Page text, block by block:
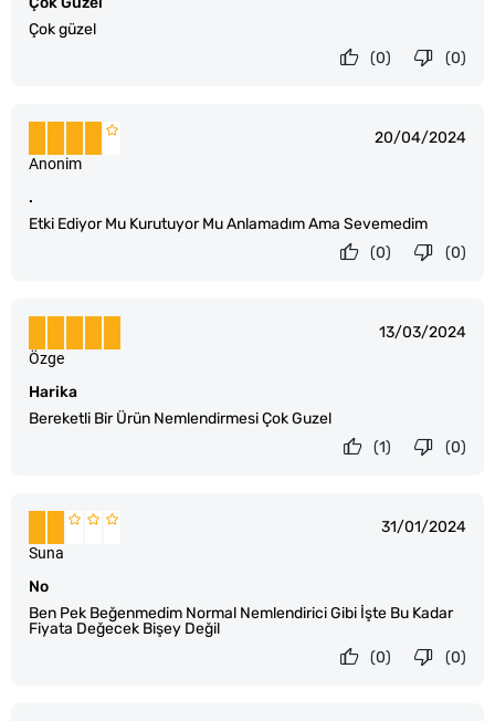
Çok güzel
(0)
(0)
20/04/2024
.
Etki Ediyor Mu Kurutuyor Mu Anlamadım Ama Sevemedim
Anonim
(0)
(0)
13/03/2024
Harika
Bereketli Bir Ürün Nemlendirmesi Çok Guzel
Özge
(0)
(1)
31/01/2024
No
Ben Pek Beğenmedim Normal Nemlendirici Gibi İşte Bu Kadar
Fiyata Değecek Bişey Değil
Suna
(0)
(0)